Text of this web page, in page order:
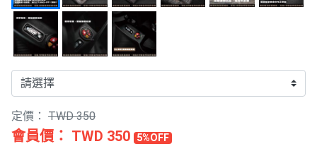
定價： TWD 350
會員價： TWD 350 5%OFF